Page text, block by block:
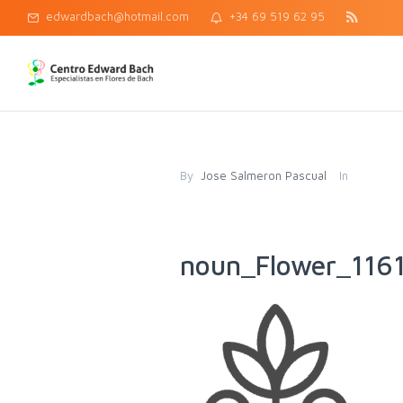
edwardbach@hotmail.com +34 69 519 62 95
By Jose Salmeron Pascual In